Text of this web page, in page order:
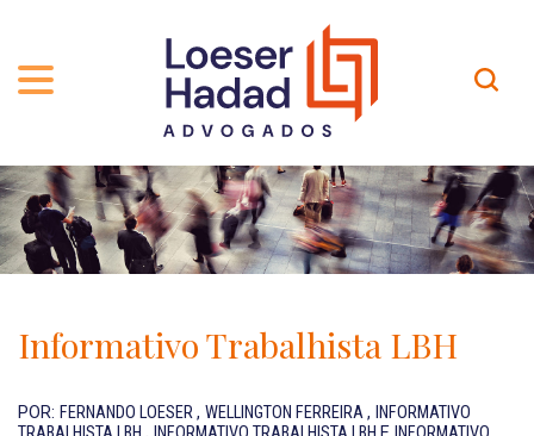
QUEM SOMOS
TRAJETÓRIA
INCLUSÃO E DIVERSIDADE
PRÊMIOS
ÁREAS DE ATUAÇÃO
PROFISSIONAIS
CARREIRA
Contato
Localização
Informativo Trabalhista LBH
POR: FERNANDO LOESER, WELLINGTON FERREIRA, INFORMATIVO